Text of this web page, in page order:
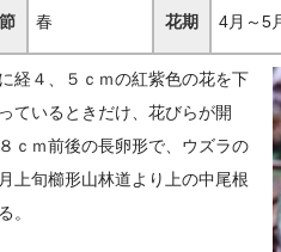
春 花期 4月～5
経４、５ｃｍの紅紫色の花を下
ているときだけ、花びらが開
ｃｍ前後の長卵形で、ウズラの
上旬櫛形山林道より上の中尾根
。